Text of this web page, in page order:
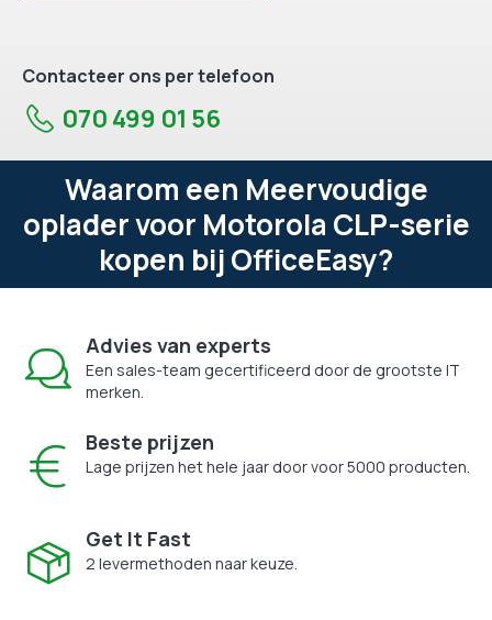
Contacteer ons per telefoon
070 499 01 56
Waarom een Meervoudige
oplader voor Motorola CLP-serie
kopen bij OfficeEasy?
Advies van experts
Een sales-team gecertificeerd door de grootste IT
merken.
Beste prijzen
Lage prijzen het hele jaar door voor 5000 producten.
Get It Fast
2 levermethoden naar keuze.